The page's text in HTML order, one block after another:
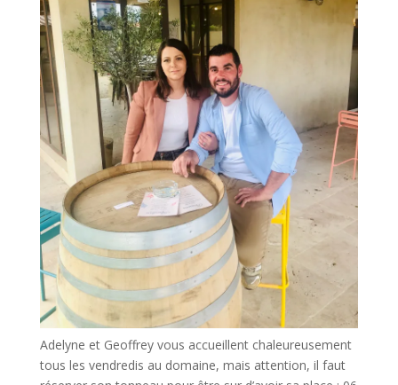
Adelyne et Geoffrey vous accueillent chaleureusement
tous les vendredis au domaine, mais attention, il faut